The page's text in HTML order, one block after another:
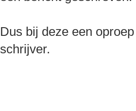
Dus bij deze een
schrijver.